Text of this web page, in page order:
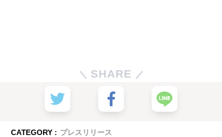
SHARE
CATEGORY : プレスリリース